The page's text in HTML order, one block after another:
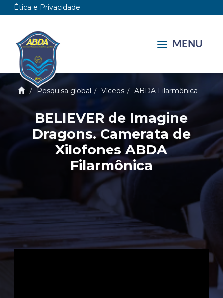
Ética e Privacidade
MENU
Pesquisa global Vídeos ABDA Filarmônica
BELIEVER de Imagine
Dragons. Camerata de
Xilofones ABDA
Filarmônica